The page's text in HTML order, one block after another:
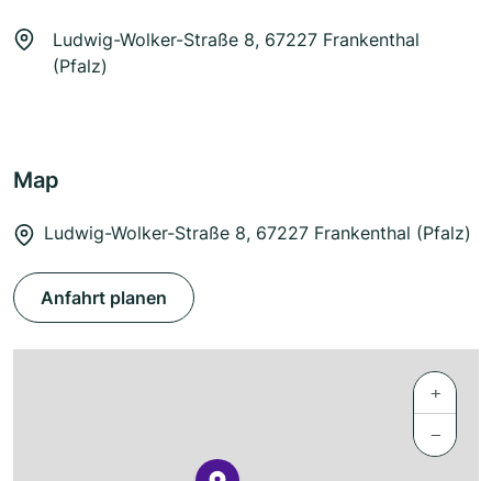
Ludwig-Wolker-Straße 8, 67227 Frankenthal
(Pfalz)
Map
Ludwig-Wolker-Straße 8, 67227 Frankenthal (Pfalz)
Anfahrt planen
+
−